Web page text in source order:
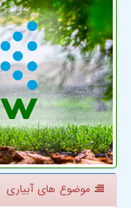
موضوع های آبیاری